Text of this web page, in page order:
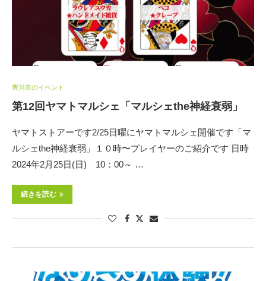
豊川市のイベント
第12回ヤマトマルシェ「マルシェthe神経衰弱」
ヤマトストアーです2/25日曜にヤマトマルシェ開催です「マ
ルシェthe神経衰弱」１０時〜プレイヤーのご紹介です 日時
2024年2月25日(日) 10：00～ …
続きを読む